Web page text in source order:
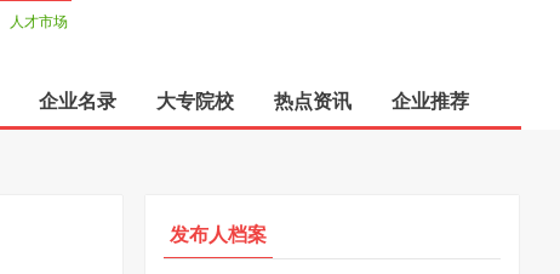
人才市场
企业名录 大专院校 热点资讯 企业推荐
发布人档案